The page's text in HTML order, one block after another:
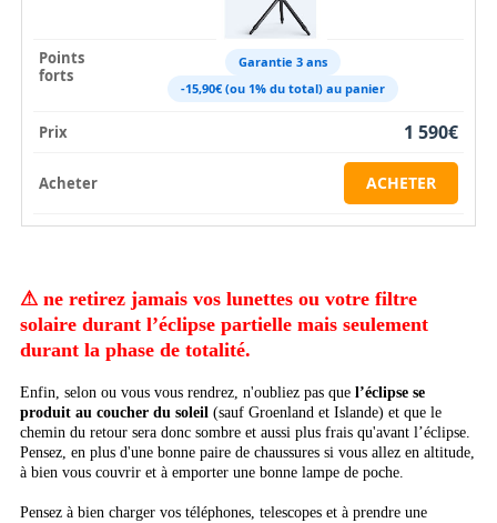
Garantie 3 ans
-15,90€ (ou 1% du total) au panier
1 590€
ACHETER
⚠ ne retirez jamais vos lunettes ou votre filtre
solaire durant l’éclipse partielle mais seulement
durant la phase de totalité.
Enfin, selon ou vous vous rendrez, n'oubliez pas que l’éclipse se
produit au coucher du soleil (sauf Groenland et Islande) et que le
chemin du retour sera donc sombre et aussi plus frais qu'avant l’éclipse.
Pensez, en plus d'une bonne paire de chaussures si vous allez en altitude,
à bien vous couvrir et à emporter une bonne lampe de poche.
Pensez à bien charger vos téléphones, telescopes et à prendre une